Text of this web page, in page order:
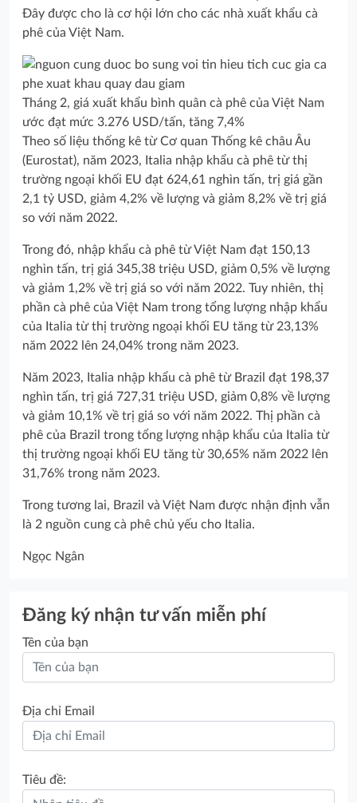
Đây được cho là cơ hội lớn cho các nhà xuất khẩu cà
phê của Việt Nam.
Tháng 2, giá xuất khẩu bình quân cà phê của Việt Nam
ước đạt mức 3.276 USD/tấn, tăng 7,4%
Theo số liệu thống kê từ Cơ quan Thống kê châu Âu
(Eurostat), năm 2023, Italia nhập khẩu cà phê từ thị
trường ngoại khối EU đạt 624,61 nghìn tấn, trị giá gần
2,1 tỷ USD, giảm 4,2% về lượng và giảm 8,2% về trị giá
so với năm 2022.
Trong đó, nhập khẩu cà phê từ Việt Nam đạt 150,13
nghìn tấn, trị giá 345,38 triệu USD, giảm 0,5% về lượng
và giảm 1,2% về trị giá so với năm 2022. Tuy nhiên, thị
phần cà phê của Việt Nam trong tổng lượng nhập khẩu
của Italia từ thị trường ngoại khối EU tăng từ 23,13%
năm 2022 lên 24,04% trong năm 2023.
Năm 2023, Italia nhập khẩu cà phê từ Brazil đạt 198,37
nghìn tấn, trị giá 727,31 triệu USD, giảm 0,8% về lượng
và giảm 10,1% về trị giá so với năm 2022. Thị phần cà
phê của Brazil trong tổng lượng nhập khẩu của Italia từ
thị trường ngoại khối EU tăng từ 30,65% năm 2022 lên
31,76% trong năm 2023.
Trong tương lai, Brazil và Việt Nam được nhận định vẫn
là 2 nguồn cung cà phê chủ yếu cho Italia.
Ngọc Ngân
Đăng ký nhận tư vấn miễn phí
Tên của bạn
Địa chỉ Email
Tiêu đề: